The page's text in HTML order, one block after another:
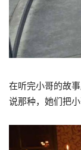
在听完小哥的故
说那种，她们把